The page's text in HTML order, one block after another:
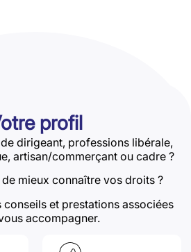
profil
dirigeant, professions libérale,
artisan/commerçant ou cadre ?
mieux connaître vos droits ?
et prestations associées
accompagner.